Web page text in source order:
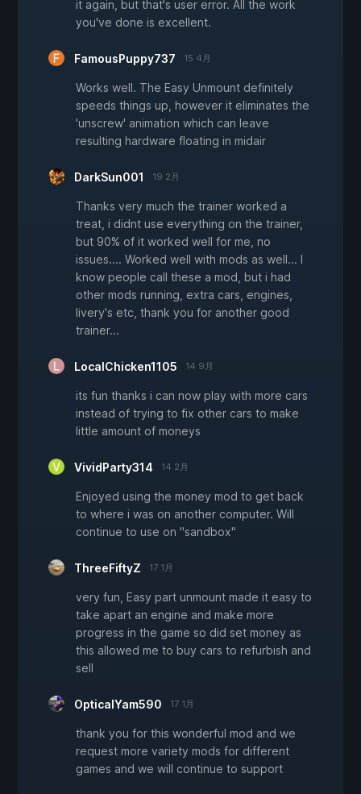
it again, but that's user error. All the work
you've done is excellent.
FamousPuppy737 15 4月
Works well. The Easy Unmount definitely
speeds things up, however it eliminates the
'unscrew' animation which can leave
resulting hardware floating in midair
DarkSun001 19 2月
Thanks very much the trainer worked a
treat, i didnt use everything on the trainer,
but 90% of it worked well for me, no
issues.... Worked well with mods as well... I
know people call these a mod, but i had
other mods running, extra cars, engines,
livery's etc, thank you for another good
trainer...
LocalChicken1105 14 9月
its fun thanks i can now play with more cars
instead of trying to fix other cars to make
little amount of moneys
VividParty314 14 2月
Enjoyed using the money mod to get back
to where i was on another computer. Will
continue to use on "sandbox"
ThreeFiftyZ 17 1月
very fun, Easy part unmount made it easy to
take apart an engine and make more
progress in the game so did set money as
this allowed me to buy cars to refurbish and
sell
OpticalYam590 17 1月
thank you for this wonderful mod and we
request more variety mods for different
games and we will continue to support